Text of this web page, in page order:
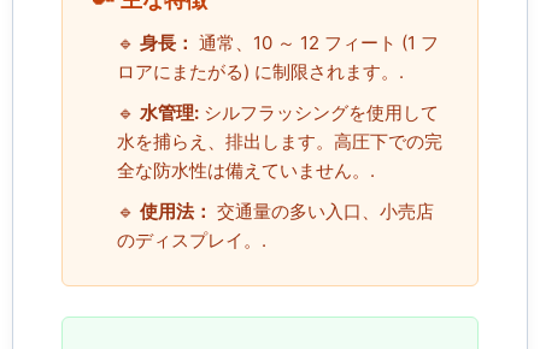
🔹 身長： 通常、10 ～ 12 フィート (1 フ
ロアにまたがる) に制限されます。.
🔹 水管理: シルフラッシングを使用して
水を捕らえ、排出します。高圧下での完
全な防水性は備えていません。.
🔹 使用法： 交通量の多い入口、小売店
のディスプレイ。.